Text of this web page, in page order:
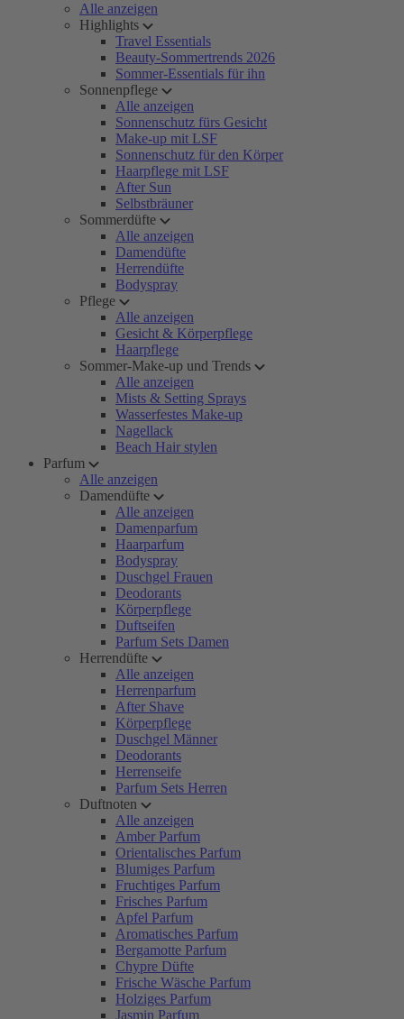
Alle anzeigen
Highlights
Travel Essentials
Beauty-Sommertrends 2026
Sommer-Essentials für ihn
Sonnenpflege
Alle anzeigen
Sonnenschutz fürs Gesicht
Make-up mit LSF
Sonnenschutz für den Körper
Haarpflege mit LSF
After Sun
Selbstbräuner
Sommerdüfte
Alle anzeigen
Damendüfte
Herrendüfte
Bodyspray
Pflege
Alle anzeigen
Gesicht & Körperpflege
Haarpflege
Sommer-Make-up und Trends
Alle anzeigen
Mists & Setting Sprays
Wasserfestes Make-up
Nagellack
Beach Hair stylen
Parfum
Alle anzeigen
Damendüfte
Alle anzeigen
Damenparfum
Haarparfum
Bodyspray
Duschgel Frauen
Deodorants
Körperpflege
Duftseifen
Parfum Sets Damen
Herrendüfte
Alle anzeigen
Herrenparfum
After Shave
Körperpflege
Duschgel Männer
Deodorants
Herrenseife
Parfum Sets Herren
Duftnoten
Alle anzeigen
Amber Parfum
Orientalisches Parfum
Blumiges Parfum
Fruchtiges Parfum
Frisches Parfum
Apfel Parfum
Aromatisches Parfum
Bergamotte Parfum
Chypre Düfte
Frische Wäsche Parfum
Holziges Parfum
Jasmin Parfum